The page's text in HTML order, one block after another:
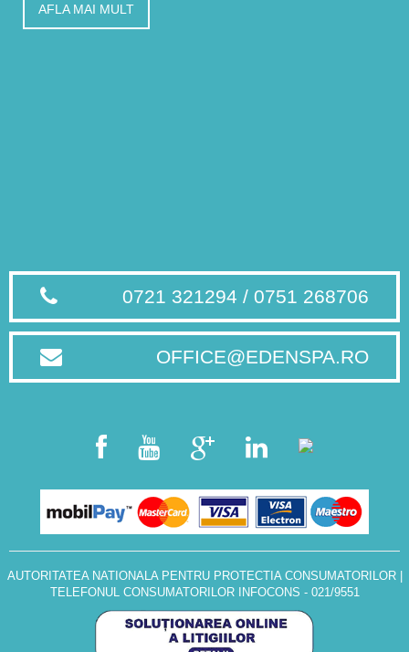
AFLA MAI MULT
0721 321294 / 0751 268706
OFFICE@EDENSPA.RO
AUTORITATEA NATIONALA PENTRU PROTECTIA CONSUMATORILOR|
TELEFONUL CONSUMATORILOR INFOCONS - 021/9551